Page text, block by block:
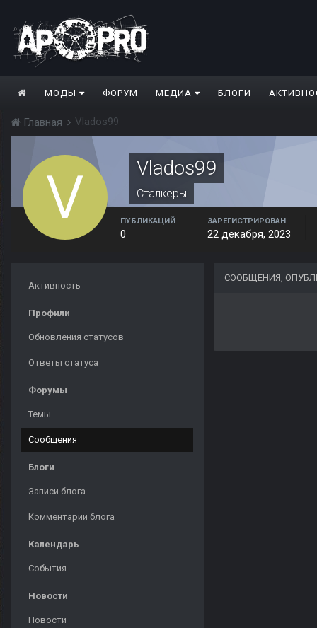
МОДЫ ФОРУМ МЕДИА БЛОГИ
Главная Vlados99
Vlados99
Сталкеры
ПУБЛИКАЦИЙ
0
ЗАРЕГИСТРИРОВАН
22 декабря, 2023
Активность
Профили
Обновления статусов
Ответы статуса
Форумы
Темы
Сообщения
Блоги
Записи блога
Комментарии блога
Календарь
События
Новости
Новости
СООБЩЕНИЯ,